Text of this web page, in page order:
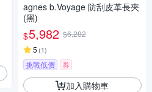
agnes b.Voyage 防刮皮革長夾
(黑)
$5,982 $6,282
5 (1)
挑戰低價 券
加入購物車